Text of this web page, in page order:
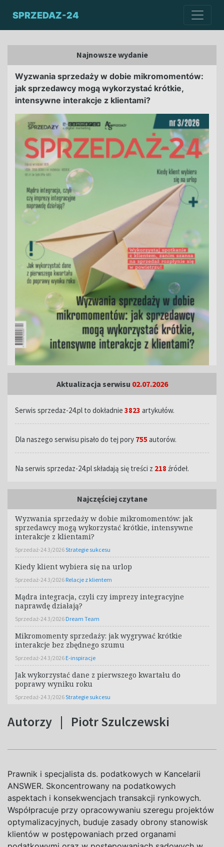
SPRZEDAZ-24
Autorzy | Piotr Szulczewski
Prawnik i specjalista ds. podatkowych w Kancelarii
ANSWER. Skoncentrowany na podatkowych
aspektach i konsekwencjach transakcji rynkowych.
Współpracuje przy opracowywaniu szeregu projektów
optymalizacyjnych, buduje zasady obrony stanowisk
klientów w postępowaniach przed organami
Najnowsze wydanie
Wyzwania sprzedaży w dobie mikromomentów:
jak sprzedawcy mogą wykorzystać krótkie,
intensywne interakcje z klientami?
Aktualizacja serwisu 02.07.2026
Serwis sprzedaz-24.pl to dokładnie 3823 artykułów.
Dla naszego serwisu pisało do tej pory 755 autorów.
Na serwis sprzedaz-24.pl składają się treści z 218 źródeł.
Najczęściej czytane
Wyzwania sprzedaży w dobie mikromomentów: jak
sprzedawcy mogą wykorzystać krótkie, intensywne
interakcje z klientami?
Sprzedaż-24 3/2026Strategie sukcesu
Kiedy klient wybiera się na urlop
Sprzedaż-24 3/2026 Relacje z klientem
Mądra integracja, czyli czy imprezy integracyjne
naprawdę działają?
Sprzedaż-24 3/2026 Dream Team
Mikromomenty sprzedaży: jak wygrywać krótkie
interakcje bez zbędnego szumu
Sprzedaż-24 3/2026 E-inspiracje
Jak wykorzystać dane z pierwszego kwartału do
poprawy wyniku roku
Sprzedaż-24 3/2026Strategie sukcesu